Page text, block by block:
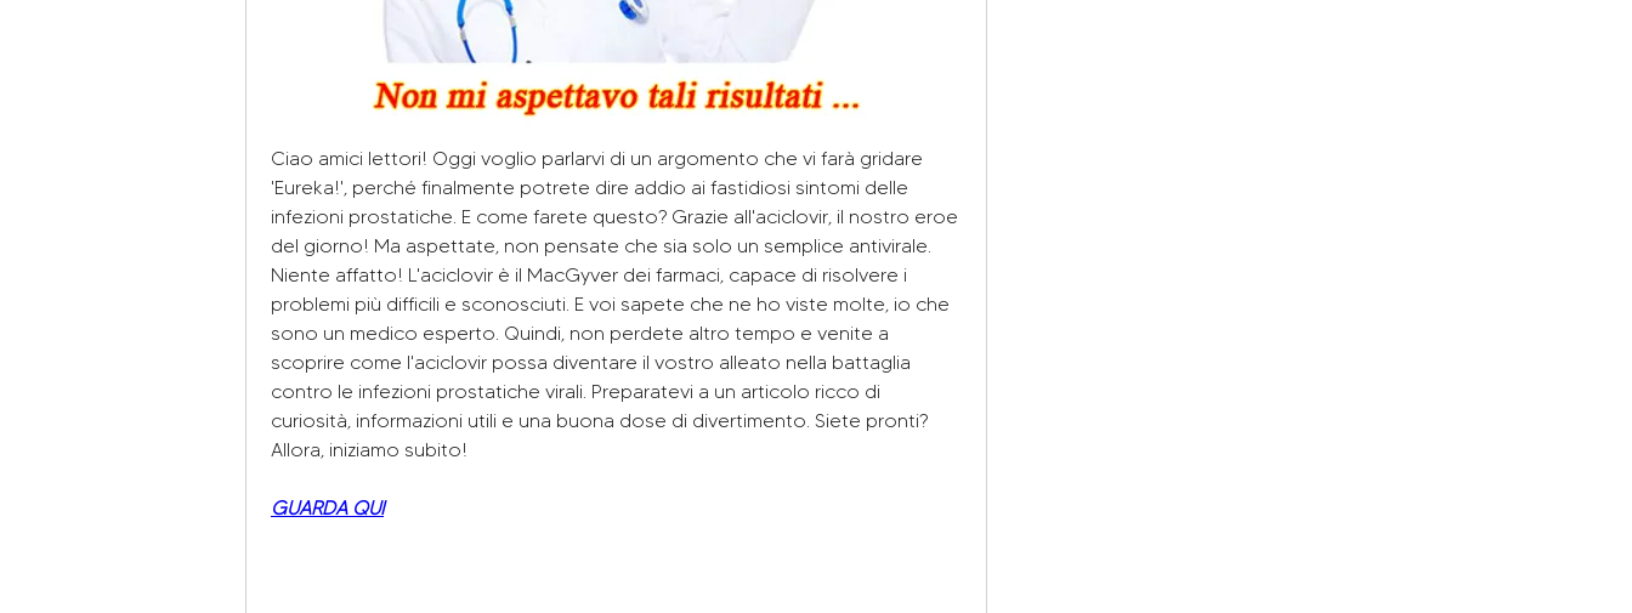
Ciao amici lettori! Oggi voglio parlarvi di un argomento che vi farà gridare
'Eureka!', perché finalmente potrete dire addio ai fastidiosi sintomi delle
infezioni prostatiche. E come farete questo? Grazie all'aciclovir, il nostro eroe
del giorno! Ma aspettate, non pensate che sia solo un semplice antivirale.
Niente affatto! L'aciclovir è il MacGyver dei farmaci, capace di risolvere i
problemi più difficili e sconosciuti. E voi sapete che ne ho viste molte, io che
sono un medico esperto. Quindi, non perdete altro tempo e venite a
scoprire come l'aciclovir possa diventare il vostro alleato nella battaglia
contro le infezioni prostatiche virali. Preparatevi a un articolo ricco di
curiosità, informazioni utili e una buona dose di divertimento. Siete pronti?
Allora, iniziamo subito!
GUARDA QUI